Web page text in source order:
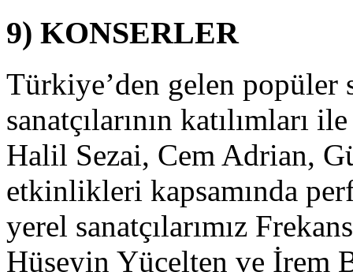
9) KONSERLER
Türkiye’den gelen popüler
sanatçılarının katılımları
Halil Sezai, Cem Adrian,
etkinlikleri kapsamında
yerel sanatçılarımız
Hüseyin Yücelten ve İrem